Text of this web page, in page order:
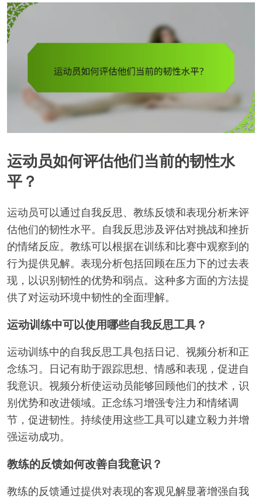
运动员如何评估他们当前的韧性水
平？
运动员可以通过自我反思、教练反馈和表现分析来评
估他们的韧性水平。自我反思涉及评估对挑战和挫折
的情绪反应。教练可以根据在训练和比赛中观察到的
行为提供见解。表现分析包括回顾在压力下的过去表
现，以识别韧性的优势和弱点。这种多方面的方法提
供了对运动环境中韧性的全面理解。
运动训练中可以使用哪些自我反思工具？
运动训练中的自我反思工具包括日记、视频分析和正
念练习。日记有助于跟踪思想、情感和表现，促进自
我意识。视频分析使运动员能够回顾他们的技术，识
别优势和改进领域。正念练习增强专注力和情绪调
节，促进韧性。持续使用这些工具可以建立毅力并增
强运动成功。
教练的反馈如何改善自我意识？
教练的反馈通过提供对表现的客观见解显著增强自我